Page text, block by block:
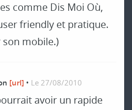
comme Dis Moi Où,
friendly et pratique.
mobile.)
[url] • Le 27/08/2010
avoir un rapide